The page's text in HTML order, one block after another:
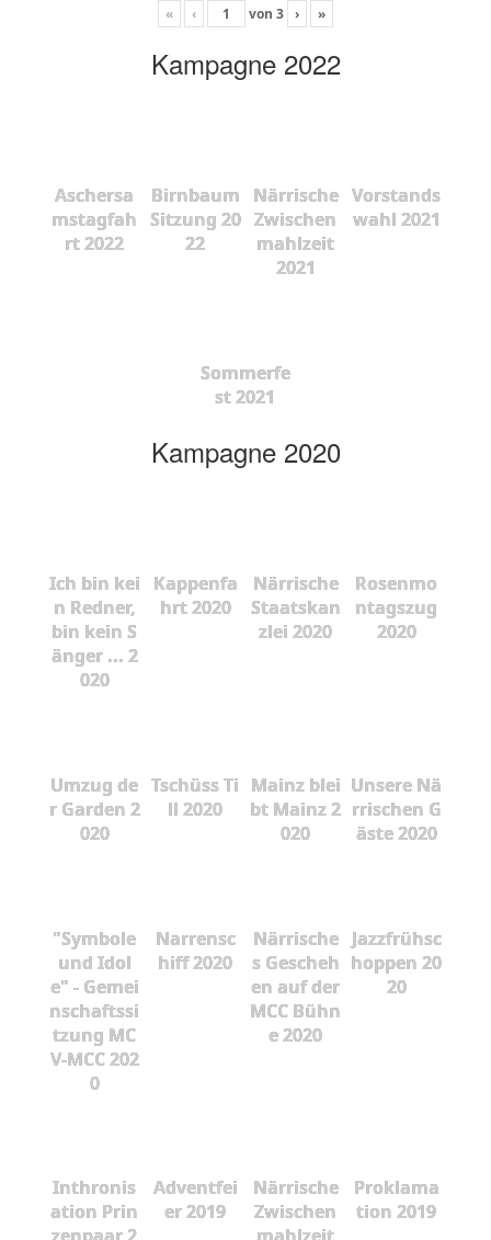
« ‹ von 3 › »
Kampagne 2022
Aschersa
mstagfah
rt 2022
Birnbaum
Sitzung 20
22
Närrische
Zwischen
mahlzeit
2021
Vorstands
wahl 2021
Sommerfe
st 2021
Kampagne 2020
Ich bin kei
n Redner,
bin kein S
änger ... 2
020
Kappenfa
hrt 2020
Närrische
Staatskan
zlei 2020
Rosenmo
ntagszug
2020
Umzug de
r Garden 2
020
Tschüss Ti
ll 2020
Mainz blei
bt Mainz 2
020
Unsere Nä
rrischen G
äste 2020
"Symbole
und Idol
e" - Gemei
nschaftssi
tzung MC
V-MCC 202
0
Narrensc
hiff 2020
Närrische
s Gescheh
en auf der
MCC Bühn
e 2020
Jazzfrühsc
hoppen 20
20
Inthronis
ation Prin
Adventfei
er 2019
Närrische
Zwischen
Proklama
tion 2019